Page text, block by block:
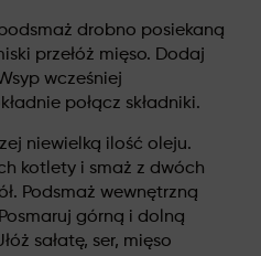
drobno posiekaną
przełóż mięso. Dodaj
wcześniej
połącz składniki.
niewielką ilość oleju.
kotlety i smaż z dwóch
Podsmaż wewnętrzną
górną i dolną
sałatę, ser, mięso